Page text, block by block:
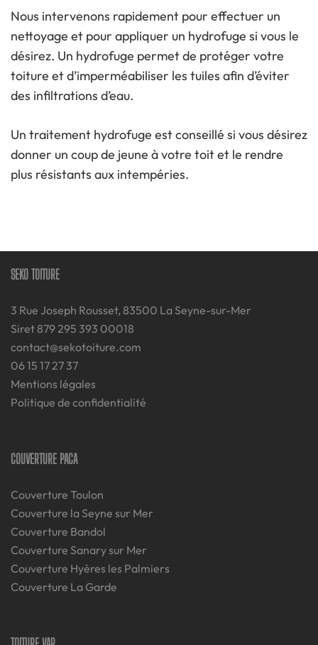
Nous intervenons rapidement pour effectuer un
nettoyage et pour appliquer un hydrofuge si vous le
désirez. Un hydrofuge permet de protéger votre
toiture et d’imperméabiliser les tuiles afin d’éviter
des infiltrations d’eau.
Un traitement hydrofuge est conseillé si vous désirez
donner un coup de jeune à votre toit et le rendre
plus résistants aux intempéries.
SEKO TOITURE
3 Rue Joseph Rousset, 83500 La Seyne-sur-Mer
Siret 879 295 393 00018
contact@sekotoiture.com
06 15 17 27 37
Mentions légales
Politique de confidentialité
COUVERTURE PACA
Couverture Toulon
Couverture la Seyne sur Mer
Couverture Bandol
Couverture Sanary sur Mer
Couverture Hyères les Palmiers
Couverture La Garde